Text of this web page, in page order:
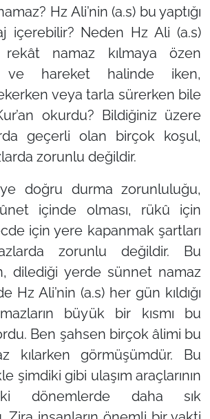
Hz Ali’nin (a.s) bu yaptığı
içerebilir? Neden Hz Ali (a.s)
namaz kılmaya özen
ve hareket halinde iken,
veya tarla sürerken bile
okurdu? Bildiğiniz üzere
geçerli olan birçok koşul,
zorunlu değildir.
doğru durma zorunluluğu,
içinde olması, rükû için
için yere kapanmak şartları
zorunlu değildir. Bu
dilediği yerde sünnet namaz
Hz Ali’nin (a.s) her gün kıldığı
büyük bir kısmı bu
Ben şahsen birçok âlimi bu
kılarken görmüşümdür. Bu
şimdiki gibi ulaşım araçlarının
dönemlerde daha sık